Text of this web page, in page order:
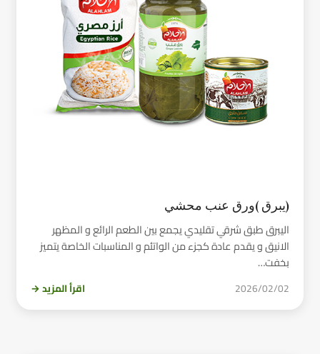
(يبرق )ورق عنب محشي
اليبرق طبق شرقي تقليدي يجمع بين الطعم الرائع و المظهر
الانيق و يقدم عادة كجزء من الواتئم و المناسبات الخاصة يتميز
بخفت…
2026/02/02 اقرأ المزيد →